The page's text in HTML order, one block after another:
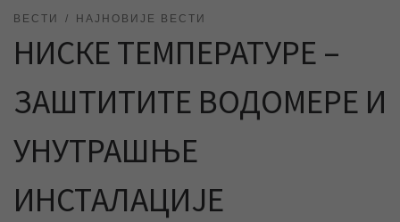
ВЕСТИ НАЈНОВИЈЕ ВЕСТИ
НИСКЕ ТЕМПЕРАТУРЕ –
ЗАШТИТИТЕ ВОДОМЕРЕ И
УНУТРАШЊЕ
ИНСТАЛАЦИЈЕ